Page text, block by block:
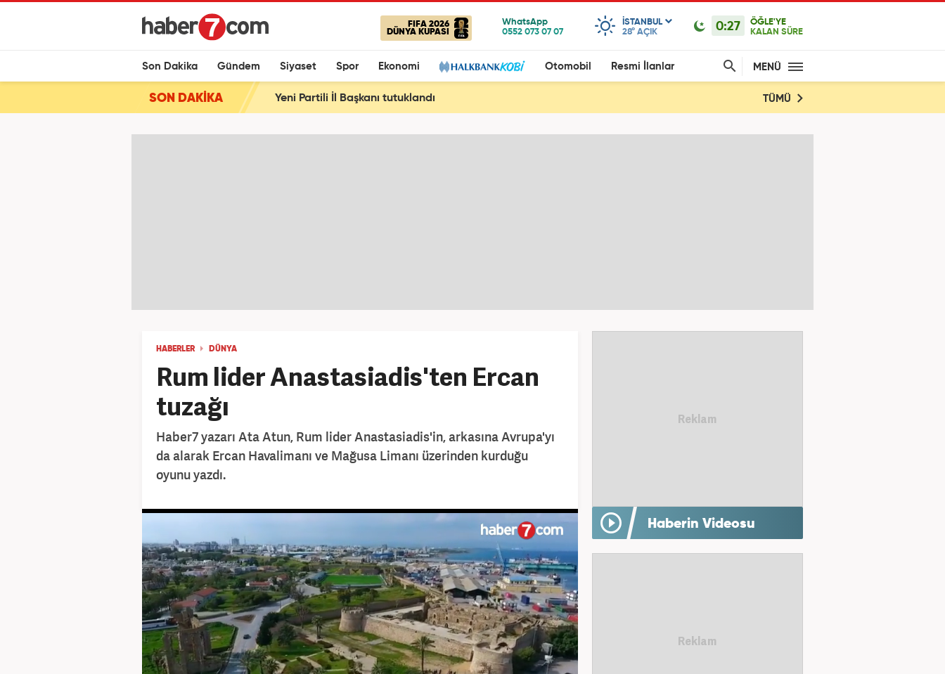
FIFA 2026
DÜNYA KUPASI
ISTANBUL
28° AÇIK 0:27
ÖĞLE'YE
KALAN SÜRE
Son Dakika Gündem Siyaset Spor Ekonomi Otomobil Resmi İlanlar MENÜ
SON DAKİKA Yeni Partili İl Başkanı tutuklandı TÜMÜ
HABERLER DÜNYA
Rum lider Anastasiadis'ten Ercan
tuzağı
Haber7 yazarı Ata Atun, Rum lider Anastasiadis'in, arkasına Avrupa'yı
da alarak Ercan Havalimanı ve Mağusa Limanı üzerinden kurduğu
oyunu yazdı.
Haberin Videosu